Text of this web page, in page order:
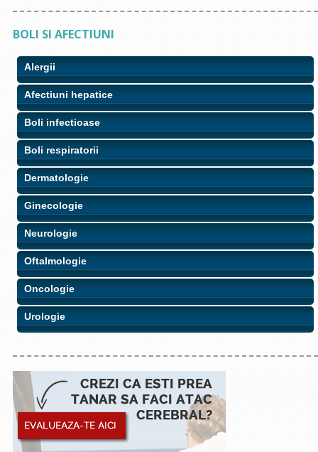
BOLI SI AFECTIUNI
Alergii
Afectiuni hepatice
Boli infectioase
Boli respiratorii
Dermatologie
Ginecologie
Neurologie
Oftalmologie
Oncologie
Urologie